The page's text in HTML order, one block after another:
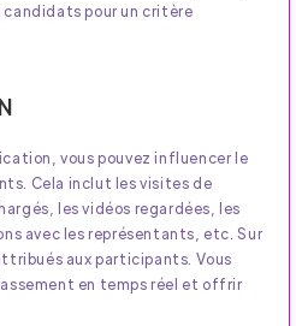
pour un critère
vous pouvez influencer le
Cela inclut les visites de
les vidéos regardées, les
avec les représentants, etc. Sur
aux participants. Vous
en temps réel et offrir